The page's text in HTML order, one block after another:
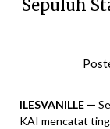
Sepuluh
ILESVANILLE —
KAI mencatat